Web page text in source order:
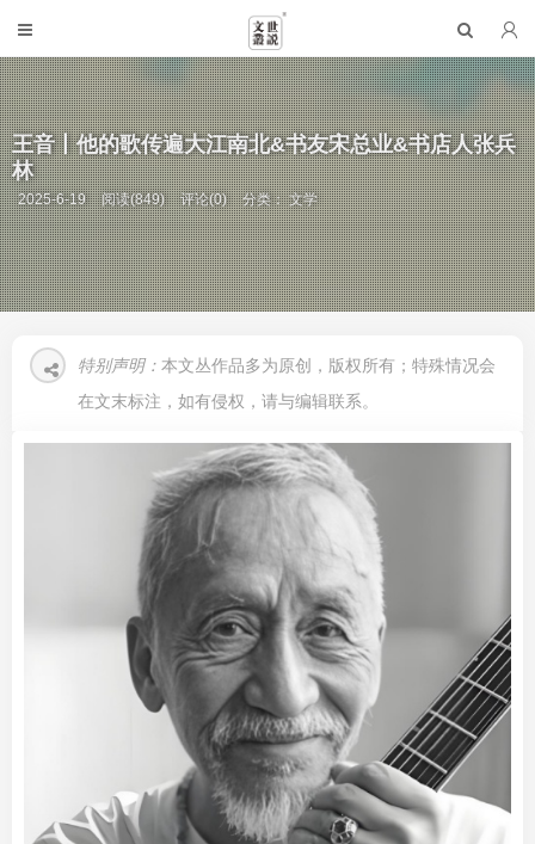
王音丨他的歌传遍大江南北&书友宋总业&书店人张兵
林
2025-6-19 阅读(849) 评论(0) 分类：文学
特别声明： 本文丛作品多为原创，版权所有；特殊情况会
在文末标注，如有侵权，请与编辑联系。